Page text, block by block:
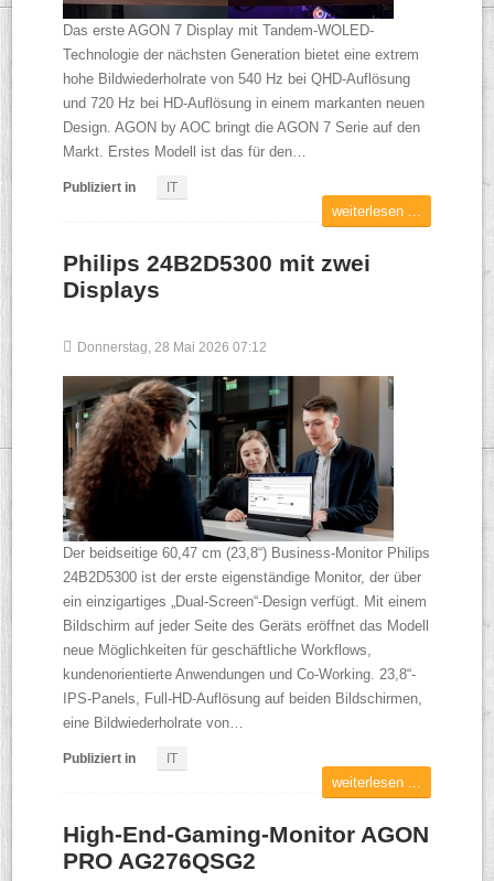
Das erste AGON 7 Display mit Tandem-WOLED-
Technologie der nächsten Generation bietet eine extrem
hohe Bildwiederholrate von 540 Hz bei QHD-Auflösung
und 720 Hz bei HD-Auflösung in einem markanten neuen
Design. AGON by AOC bringt die AGON 7 Serie auf den
Markt. Erstes Modell ist das für den…
Publiziert in IT
weiterlesen ...
Philips 24B2D5300 mit zwei
Displays
Donnerstag, 28 Mai 2026 07:12
Der beidseitige 60,47 cm (23,8“) Business-Monitor Philips
24B2D5300 ist der erste eigenständige Monitor, der über
ein einzigartiges „Dual-Screen“-Design verfügt. Mit einem
Bildschirm auf jeder Seite des Geräts eröffnet das Modell
neue Möglichkeiten für geschäftliche Workflows,
kundenorientierte Anwendungen und Co-Working. 23,8“-
IPS-Panels, Full-HD-Auflösung auf beiden Bildschirmen,
eine Bildwiederholrate von…
Publiziert in IT
weiterlesen ...
High-End-Gaming-Monitor AGON
PRO AG276QSG2